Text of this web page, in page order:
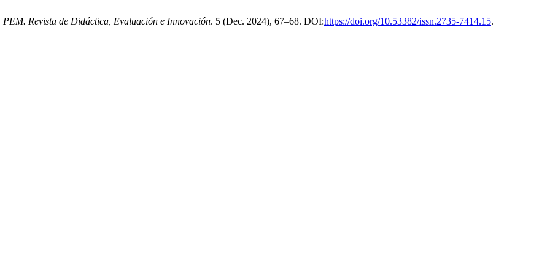
PEM. Revista de Didáctica, Evaluación e Innovación. 5 (Dec. 2024), 67–68. DOI:https://doi.org/10.53382/issn.2735-7414.15.